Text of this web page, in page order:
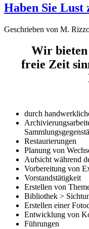
Haben Sie
Geschrieben von M.
Wir
freie Zeit
durch
Restaurierungen
Planung von
Aufsicht während
Vorbereitung von
Vorstandstätigkeit
Erstellen von
Bibliothek >
Erstellen einer
Entwicklung von
Führungen